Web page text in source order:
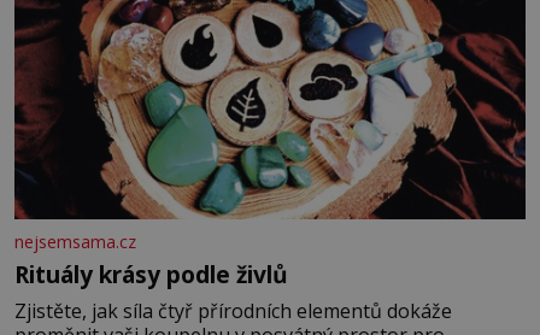
nejsemsama.cz
Rituály krásy podle živlů
Zjistěte, jak síla čtyř přírodních elementů dokáže